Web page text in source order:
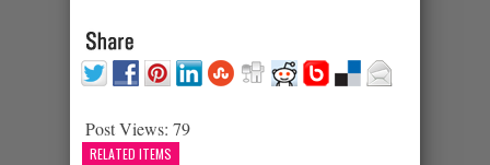
Post Views: 79
RELATED ITEMS